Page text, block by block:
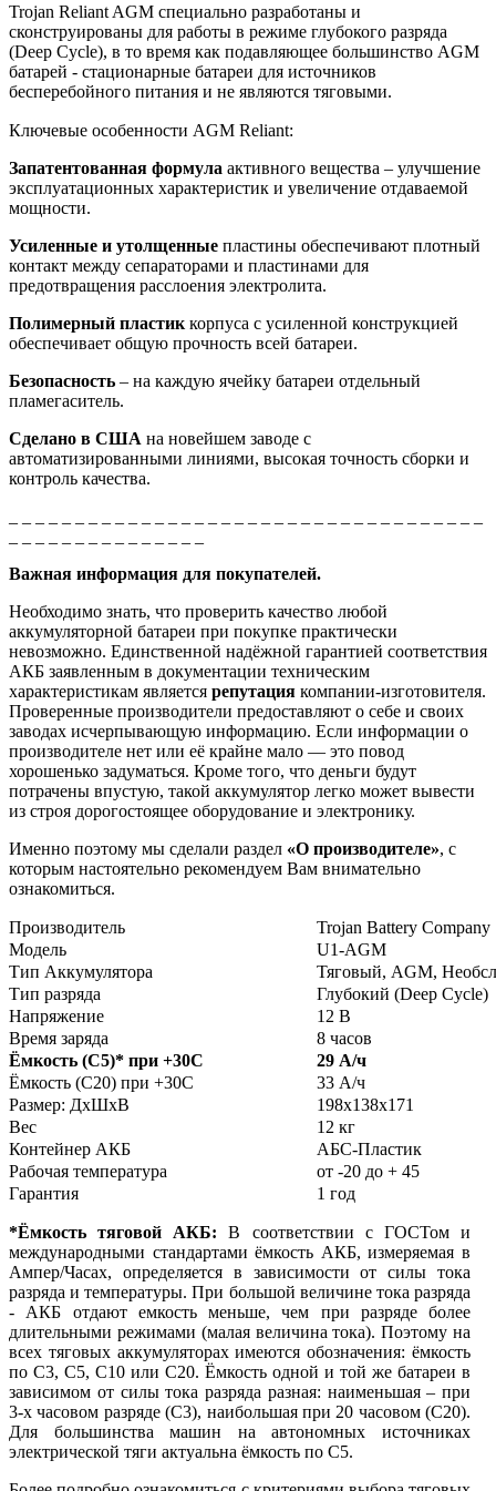
Trojan Reliant AGM специально разработаны и
сконструированы для работы в режиме глубокого разряда
(Deep Cycle), в то время как подавляющее большинство AGM
батарей - стационарные батареи для источников
бесперебойного питания и не являются тяговыми.
Ключевые особенности AGM Reliant:
Запатентованная формула активного вещества – улучшение
эксплуатационных характеристик и увеличение отдаваемой
мощности.
Усиленные и утолщенные пластины обеспечивают плотный
контакт между сепараторами и пластинами для
предотвращения расслоения электролита.
Полимерный пластик корпуса с усиленной конструкцией
обеспечивает общую прочность всей батареи.
Безопасность – на каждую ячейку батареи отдельный
пламегаситель.
Сделано в США на новейшем заводе с
автоматизированными линиями, высокая точность сборки и
контроль качества.
Важная информация для покупателей.
Необходимо знать, что проверить качество любой
аккумуляторной батареи при покупке практически
невозможно. Единственной надёжной гарантией соответствия
АКБ заявленным в документации техническим
характеристикам является репутация компании-изготовителя.
Проверенные производители предоставляют о себе и своих
заводах исчерпывающую информацию. Если информации о
производителе нет или её крайне мало — это повод
хорошенько задуматься. Кроме того, что деньги будут
потрачены впустую, такой аккумулятор легко может вывести
из строя дорогостоящее оборудование и электронику.
Именно поэтому мы сделали раздел «О производителе», с
которым настоятельно рекомендуем Вам внимательно
ознакомиться.
Производитель
Trojan Battery Company
Модель
U1-AGM
Тип Аккумулятора
Тяговый, AGM,
Тип разряда
Глубокий (Deep Cycle)
Напряжение
12 В
Время заряда
8 часов
Ёмкость (С5)* при +30С
29 А/ч
Ёмкость (С20) при +30С
33 А/ч
Размер: ДхШхВ
198х138х171
Вес
12 кг
Контейнер АКБ
АБС-Пластик
Рабочая температура
от -20 до + 45
Гарантия
1 год
*Ёмкость тяговой АКБ:В соответствии с ГОСТом и
международными стандартами ёмкость АКБ, измеряемая в
Ампер/Часах, определяется в зависимости от силы тока
разряда и температуры. При большой величине тока разряда
- АКБ отдают емкость меньше, чем при разряде более
длительными режимами (малая величина тока). Поэтому на
всех тяговых аккумуляторах имеются обозначения: ёмкость
по С3, С5, С10 или С20. Ёмкость одной и той же батареи в
зависимом от силы тока разряда разная: наименьшая – при
3-х часовом разряде (С3), наибольшая при 20 часовом (С20).
Для большинства машин на автономных источниках
электрической тяги актуальна ёмкость по С5.